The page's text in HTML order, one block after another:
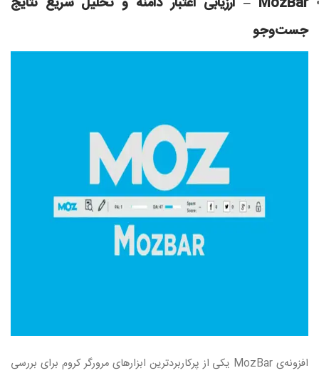
جست‌وجو
افزونه‌یMozBar
یکی از پرکاربردترین ابزارهای مرورگر کروم برای بررسی